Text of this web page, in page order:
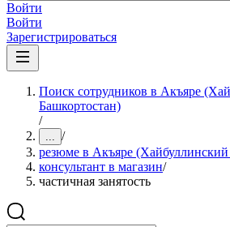
Войти
Войти
Зарегистрироваться
Поиск сотрудников в Акъяре
Башкортостан)
/
... /
резюме в Акъяре
консультант в магазин/
частичная занятость